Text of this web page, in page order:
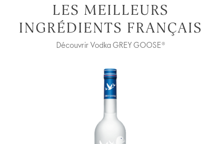
LES MEILLEURS
INGRÉDIENTS FRANÇAIS
Découvrir Vodka GREY GOOSE®